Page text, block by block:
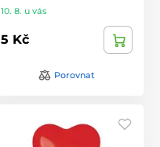
10. 8. u vás
5 Kč
Porovnat